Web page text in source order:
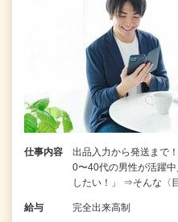
仕事内容
出品入力から発送まで
0〜40代の男性が活躍中
したい！」 ⇒そんな〈
給与 完全出来高制